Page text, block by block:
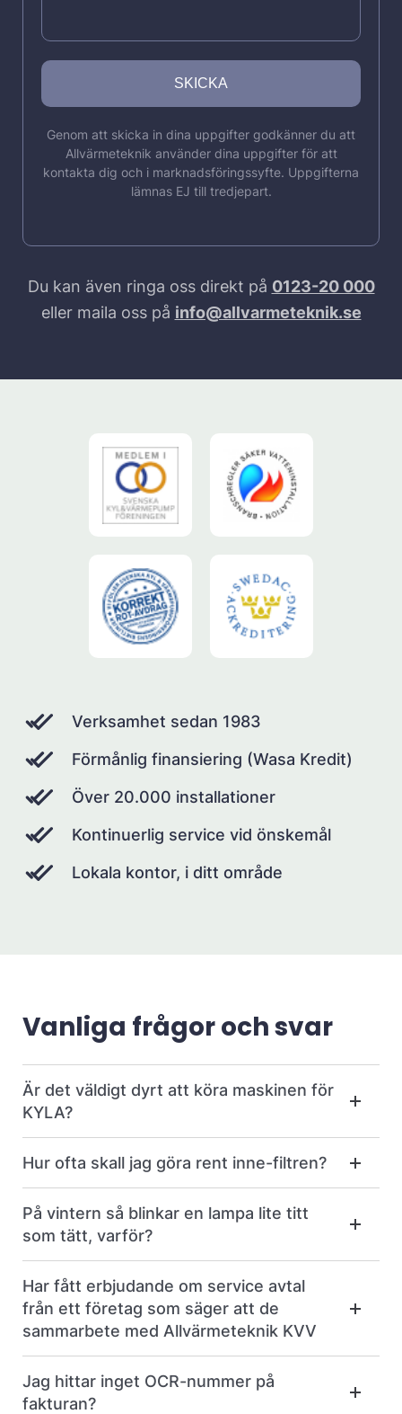
Genom att skicka in dina uppgifter godkänner du att
Allvärmeteknik använder dina uppgifter för att
kontakta dig och i marknadsföringssyfte. Uppgifterna
lämnas EJ till tredjepart.
Du kan även ringa oss direkt på 0123-20 000
eller maila oss på info@allvarmeteknik.se
Verksamhet sedan 1983
Förmånlig finansiering (Wasa Kredit)
Över 20.000 installationer
Kontinuerlig service vid önskemål
Lokala kontor, i ditt område
Vanliga frågor och svar
Är det väldigt dyrt att köra maskinen för
KYLA?
Hur ofta skall jag göra rent inne-filtren?
På vintern så blinkar en lampa lite titt
som tätt, varför?
Har fått erbjudande om service avtal
från ett företag som säger att de
sammarbete med Allvärmeteknik KVV
Jag hittar inget OCR-nummer på
fakturan?